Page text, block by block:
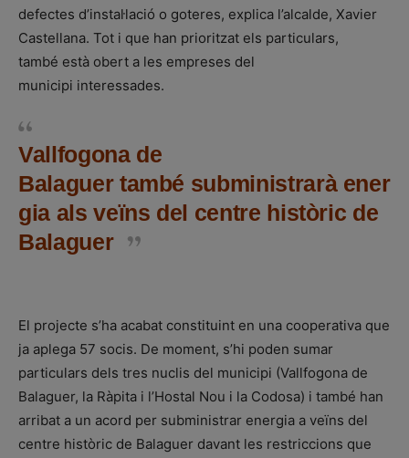
defectes d’instal·lació o goteres, explica l’alcalde, Xavier
Castellana. Tot i que han prioritzat els particulars,
també està obert a les empreses del
municipi interessades.
Vallfogona de
Balaguer també subministrarà ener
gia als veïns del centre històric de
Balaguer
El projecte s’ha acabat constituint en una cooperativa que
ja aplega 57 socis. De moment, s’hi poden sumar
particulars dels tres nuclis del municipi (Vallfogona de
Balaguer, la Ràpita i l’Hostal Nou i la Codosa) i també han
arribat a un acord per subministrar energia a veïns del
centre històric de Balaguer davant les restriccions que